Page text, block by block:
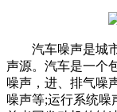
汽车噪声是城市
声源。汽车是一个
噪声，进、排气噪
噪声等;运行系统噪